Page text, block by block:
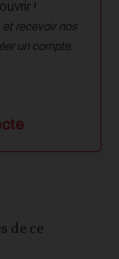
!
recevoir nos
un compte.
de ce